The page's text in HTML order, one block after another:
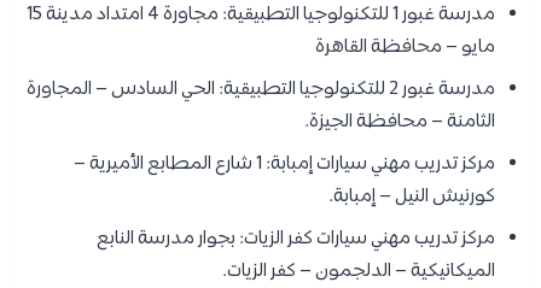
مدرسة غبور 1 للتكنولوجيا التطبيقية: مجاورة 4 امتداد مدينة 15
مايو – محافظة القاهرة
مدرسة غبور 2 للتكنولوجيا التطبيقية: الحي السادس – المجاورة
الثامنة – محافظة الجيزة.
مركز تدريب مهني سيارات إمبابة: 1 شارع المطابع الأميرية –
كورنيش النيل – إمبابة.
مركز تدريب مهني سيارات كفر الزيات: بجوار مدرسة النابع
الميكانيكية – الدلجمون – كفر الزيات.